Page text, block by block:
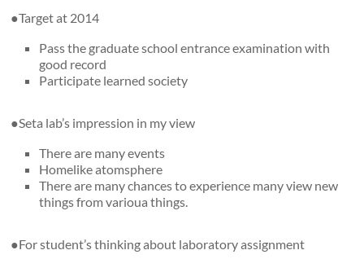
●Target at 2014
Pass the graduate school entrance examination with
good record
Participate learned society
●Seta lab’s impression in my view
There are many events
Homelike atomsphere
There are many chances to experience many view new
things from varioua things.
●For student’s thinking about laboratory assignment